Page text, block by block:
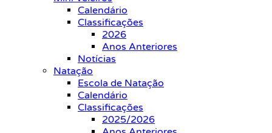
Calendário
Classificações
2026
Anos Anteriores
Notícias
Natação
Escola de Natação
Calendário
Classificações
2025/2026